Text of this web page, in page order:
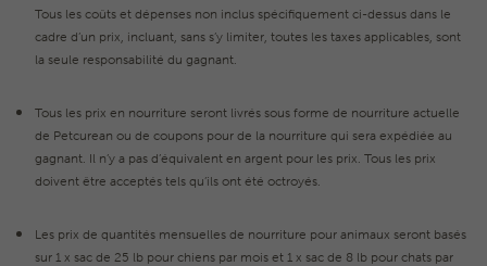
Tous les coûts et dépenses non inclus spécifiquement ci-dessus dans le
cadre d’un prix, incluant, sans s’y limiter, toutes les taxes applicables, sont
la seule responsabilité du gagnant.
Tous les prix en nourriture seront livrés sous forme de nourriture actuelle
de Petcurean ou de coupons pour de la nourriture qui sera expédiée au
gagnant. Il n’y a pas d’équivalent en argent pour les prix. Tous les prix
doivent être acceptés tels qu’ils ont été octroyés.
Les prix de quantités mensuelles de nourriture pour animaux seront basés
sur 1 x sac de 25 lb pour chiens par mois et 1 x sac de 8 lb pour chats par